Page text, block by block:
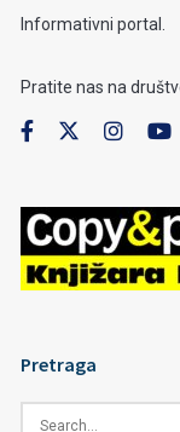
Informativni portal.
Pratite nas na
Pretraga